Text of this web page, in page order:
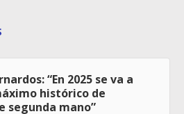
“En 2025 se va a
histórico de
segunda mano”